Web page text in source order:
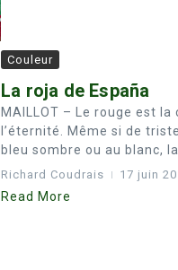
Couleur
La roja de España
MAILLOT – Le rouge est la
l’éternité. Même si de
bleu sombre ou au blanc,
Richard Coudrais 17 juin
Read More